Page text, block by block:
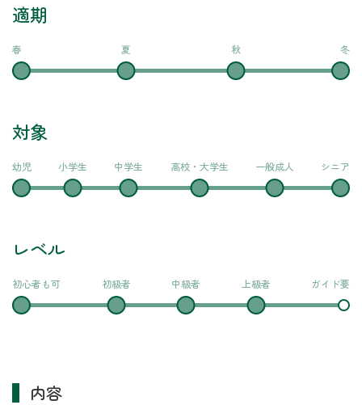
適期
春 夏 秋 冬
対象
幼児 小学生 中学生 高校・大学生 一般成人 シニア
レベル
初心者も可 初級者 中級者 上級者 ガイド要
内容